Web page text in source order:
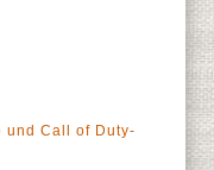
und Call of Duty-